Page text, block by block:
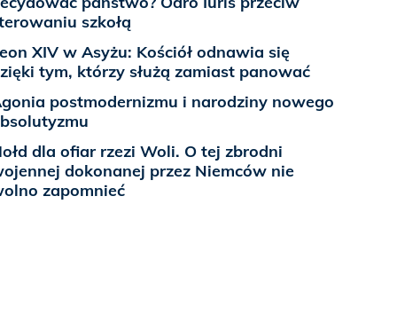
szkołą
XIV w Asyżu: Kościół odnawia się
tym, którzy służą zamiast panować
postmodernizmu i narodziny nowego
dla ofiar rzezi Woli. O tej zbrodni
dokonanej przez Niemców nie
zapomnieć